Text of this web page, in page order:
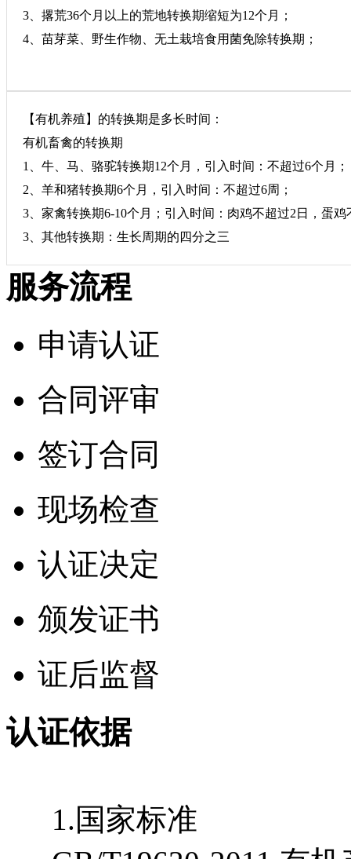
3、撂荒36个月以上的荒地转换期缩短为12个月；
4、苗芽菜、野生作物、无土栽培食用菌免除转换期；
【有机养殖】的转换期是多长时间：
有机畜禽的转换期
1、牛、马、骆驼转换期12个月，引入时间：不超过6个月；
2、羊和猪转换期6个月，引入时间：不超过6周；
3、家禽转换期6-10个月；引入时间：肉鸡不超过2日，蛋鸡
3、其他转换期：生长周期的四分之三
服务流程
申请认证
合同评审
签订合同
现场检查
认证决定
颁发证书
证后监督
认证依据
1.国家标准